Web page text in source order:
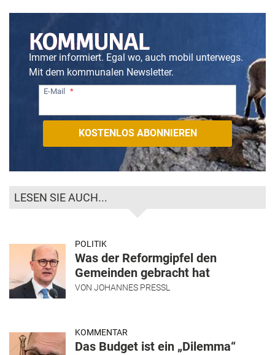
Immer informiert. Egal wo, auch mobil unterwegs.
Mit dem kommunalen Newsletter.
E-Mail
LESEN SIE AUCH...
POLITIK
Was der Reformgipfel den
Gemeinden gebracht hat
VON JOHANNES PRESSL
KOMMENTAR
Das Budget ist ein „Dilemma“